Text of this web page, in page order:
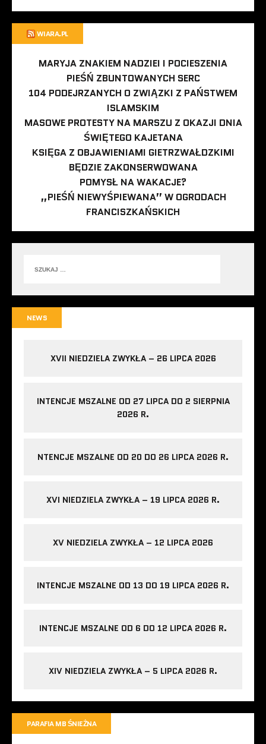
WIARA.PL
MARYJA ZNAKIEM NADZIEI I POCIESZENIA
PIEŚŃ ZBUNTOWANYCH SERC
104 PODEJRZANYCH O ZWIĄZKI Z PAŃSTWEM
ISLAMSKIM
MASOWE PROTESTY NA MARSZU Z OKAZJI DNIA
ŚWIĘTEGO KAJETANA
KSIĘGA Z OBJAWIENIAMI GIETRZWAŁDZKIMI
BĘDZIE ZAKONSERWOWANA
POMYSŁ NA WAKACJE?
„PIEŚŃ NIEWYŚPIEWANA” W OGRODACH
FRANCISZKAŃSKICH
NEWS
XVII NIEDZIELA ZWYKŁA – 26 LIPCA 2026
INTENCJE MSZALNE OD 27 LIPCA DO 2 SIERPNIA
2026 R.
NTENCJE MSZALNE OD 20 DO 26 LIPCA 2026 R.
XVI NIEDZIELA ZWYKŁA – 19 LIPCA 2026 R.
XV NIEDZIELA ZWYKŁA – 12 LIPCA 2026
INTENCJE MSZALNE OD 13 DO 19 LIPCA 2026 R.
INTENCJE MSZALNE OD 6 DO 12 LIPCA 2026 R.
XIV NIEDZIELA ZWYKŁA – 5 LIPCA 2026 R.
PARAFIA MB ŚNIEŻNA